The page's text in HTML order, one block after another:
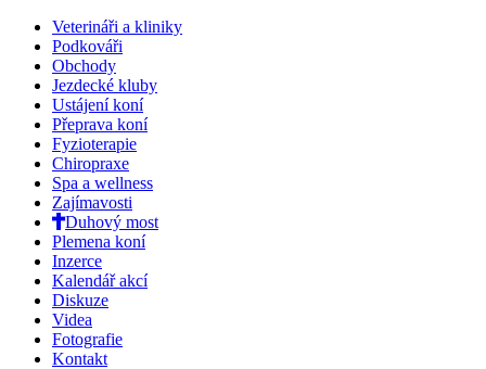
Veterináři a kliniky
Podkováři
Obchody
Jezdecké kluby
Ustájení koní
Přeprava koní
Fyzioterapie
Chiropraxe
Spa a wellness
Zajímavosti
Duhový most
Plemena koní
Inzerce
Kalendář akcí
Diskuze
Videa
Fotografie
Kontakt